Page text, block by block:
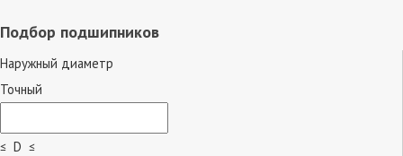
Подбор подшипников
Наружный диаметр
Точный
≤ D ≤